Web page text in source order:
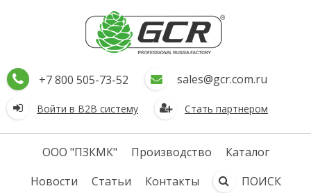
+7 800 505-73-52 sales@gcr.com.ru
Войти в В2В систему Стать партнером
ООО "ПЗКМК" Производство
Каталог
Новости
Статьи Контакты ПОИСК